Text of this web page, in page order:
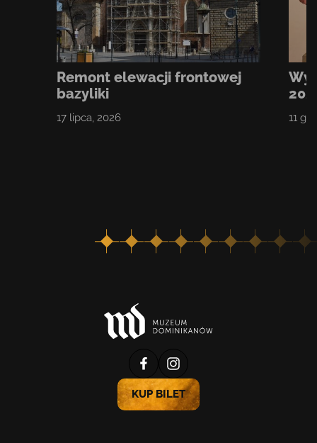
Remont elewacji frontowej
bazyliki
17 lipca, 2026 11
profil
muzeum
na
profil
muzeum
na
KUP BILET